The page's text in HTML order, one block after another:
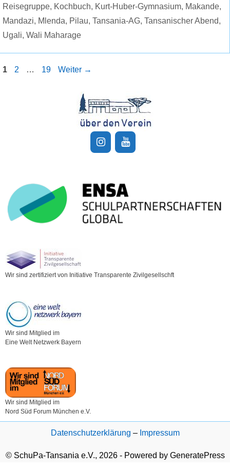
Reisegruppe, Kochbuch, Kurt-Huber-Gymnasium, Makande,
Mandazi, Mlenda, Pilau, Tansania-AG, Tansanischer Abend,
Ugali, Wali Maharage
Seite
1 Seite
2 … Seite
19 Weiter →
Wir sind zertifiziert von Initiative Transparente Zivilgesellschft
Wir sind Mitglied im
Eine Welt Netzwerk Bayern
Wir sind Mitglied im
Nord Süd Forum München e.V.
Datenschutzerklärung – Impressum
© SchuPa-Tansania e.V., 2026 - Powered by GeneratePress